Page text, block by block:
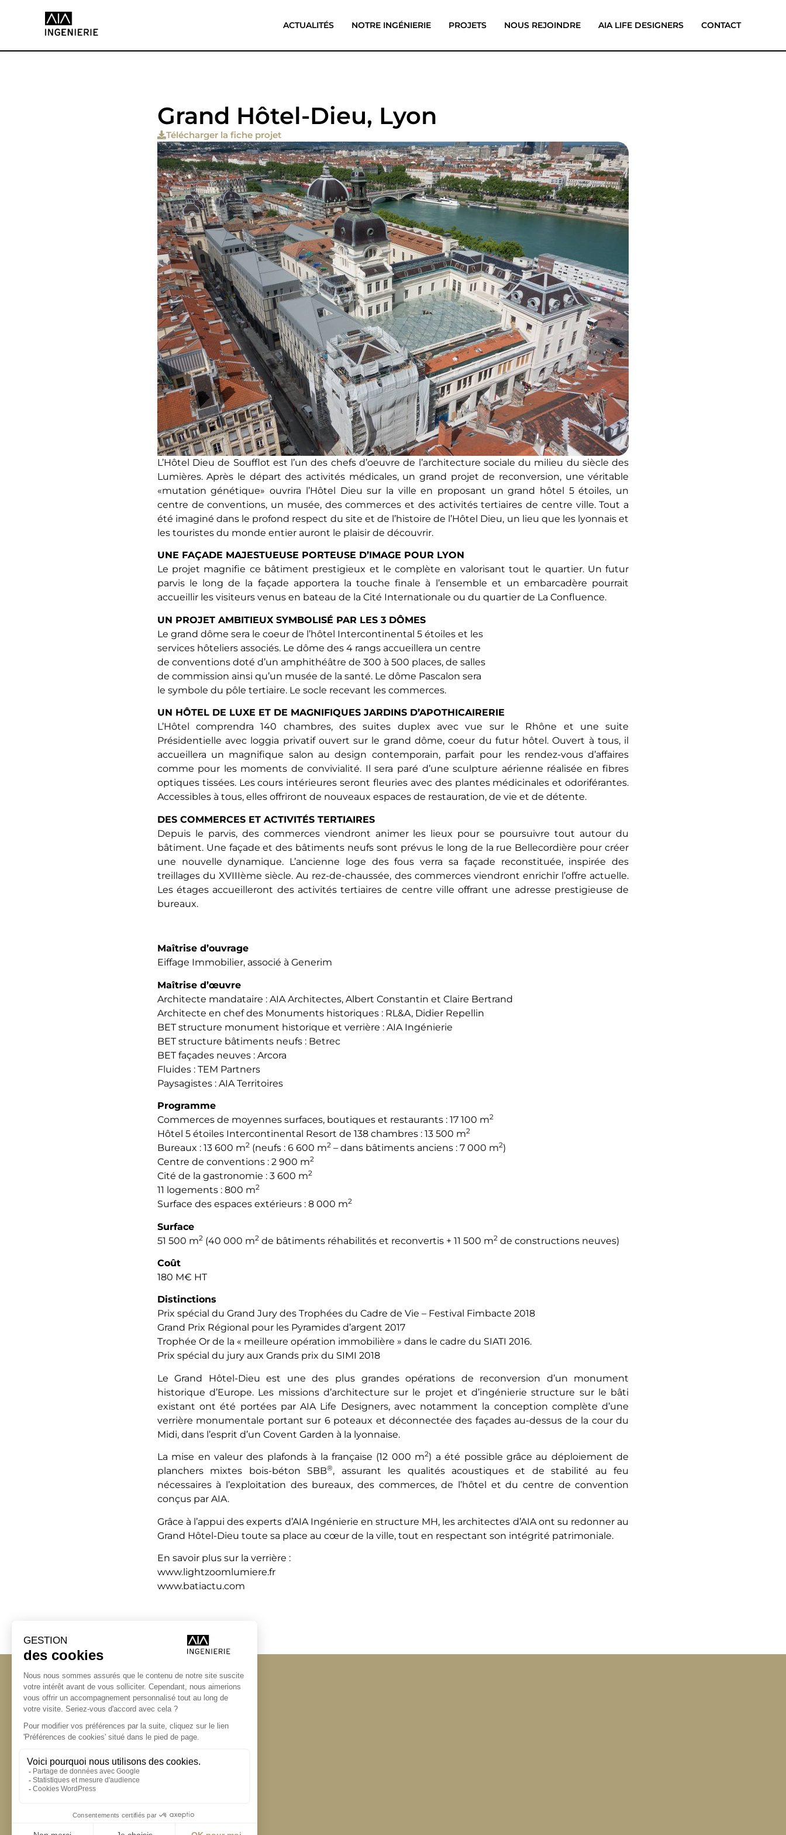
ACTUALITÉS NOTRE INGÉNIERIE PROJETS NOUS REJOINDRE AIA LIFE DESIGNERS CONTACT
Grand Hôtel-Dieu, Lyon
Télécharger la fiche projet
L’Hôtel Dieu de Soufflot est l’un des chefs d’oeuvre de l’architecture sociale du milieu du siècle des
Lumières. Après le départ des activités médicales, un grand projet de reconversion, une véritable
«mutation génétique» ouvrira l’Hôtel Dieu sur la ville en proposant un grand hôtel 5 étoiles, un
centre de conventions, un musée, des commerces et des activités tertiaires de centre ville. Tout a
été imaginé dans le profond respect du site et de l’histoire de l’Hôtel Dieu, un lieu que les lyonnais et
les touristes du monde entier auront le plaisir de découvrir.
UNE FAÇADE MAJESTUEUSE PORTEUSE D’IMAGE POUR LYON
Le projet magnifie ce bâtiment prestigieux et le complète en valorisant tout le quartier. Un futur
parvis le long de la façade apportera la touche finale à l’ensemble et un embarcadère pourrait
accueillir les visiteurs venus en bateau de la Cité Internationale ou du quartier de La Confluence.
UN PROJET AMBITIEUX SYMBOLISÉ PAR LES 3 DÔMES
Le grand dôme sera le coeur de l’hôtel Intercontinental 5 étoiles et les
services hôteliers associés. Le dôme des 4 rangs accueillera un centre
de conventions doté d’un amphithéâtre de 300 à 500 places, de salles
de commission ainsi qu’un musée de la santé. Le dôme Pascalon sera
le symbole du pôle tertiaire. Le socle recevant les commerces.
UN HÔTEL DE LUXE ET DE MAGNIFIQUES JARDINS D’APOTHICAIRERIE
L’Hôtel comprendra 140 chambres, des suites duplex avec vue sur le Rhône et une suite
Présidentielle avec loggia privatif ouvert sur le grand dôme, coeur du futur hôtel. Ouvert à tous, il
accueillera un magnifique salon au design contemporain, parfait pour les rendez-vous d’affaires
comme pour les moments de convivialité. Il sera paré d’une sculpture aérienne réalisée en fibres
optiques tissées. Les cours intérieures seront fleuries avec des plantes médicinales et odoriférantes.
Accessibles à tous, elles offriront de nouveaux espaces de restauration, de vie et de détente.
DES COMMERCES ET ACTIVITÉS TERTIAIRES
Depuis le parvis, des commerces viendront animer les lieux pour se poursuivre tout autour du
bâtiment. Une façade et des bâtiments neufs sont prévus le long de la rue Bellecordière pour créer
une nouvelle dynamique. L’ancienne loge des fous verra sa façade reconstituée, inspirée des
treillages du XVIIIème siècle. Au rez-de-chaussée, des commerces viendront enrichir l’offre actuelle.
Les étages accueilleront des activités tertiaires de centre ville offrant une adresse prestigieuse de
bureaux.
Maîtrise d’ouvrage
Eiffage Immobilier, associé à Generim
Maîtrise d’œuvre
Architecte mandataire : AIA Architectes, Albert Constantin et Claire Bertrand
Architecte en chef des Monuments historiques : RL&A, Didier Repellin
BET structure monument historique et verrière : AIA Ingénierie
BET structure bâtiments neufs : Betrec
BET façades neuves : Arcora
Fluides : TEM Partners
Paysagistes : AIA Territoires
Programme
Commerces de moyennes surfaces, boutiques et restaurants : 17 100 m2
Hôtel 5 étoiles Intercontinental Resort de 138 chambres : 13 500 m2
Bureaux : 13 600 m2(neufs : 6 600 m2– dans bâtiments anciens : 7 000 m2)
Centre de conventions : 2 900 m2
Cité de la gastronomie : 3 600 m2
11 logements : 800 m2
Surface des espaces extérieurs : 8 000 m2
Surface
51 500 m2(40 000 m2de bâtiments réhabilités et reconvertis + 11 500 m2de constructions neuves)
Coût
180 M€ HT
Distinctions
Prix spécial du Grand Jury des Trophées du Cadre de Vie – Festival Fimbacte 2018
Grand Prix Régional pour les Pyramides d’argent 2017
Trophée Or de la « meilleure opération immobilière » dans le cadre du SIATI 2016.
Prix spécial du jury aux Grands prix du SIMI 2018
Le Grand Hôtel-Dieu est une des plus grandes opérations de reconversion d’un monument
historique d’Europe. Les missions d’architecture sur le projet et d’ingénierie structure sur le bâti
existant ont été portées par AIA Life Designers, avec notamment la conception complète d’une
verrière monumentale portant sur 6 poteaux et déconnectée des façades au-dessus de la cour du
Midi, dans l’esprit d’un Covent Garden à la lyonnaise.
La mise en valeur des plafonds à la française (12 000 m2) a été possible grâce au déploiement de
planchers mixtes bois-béton SBB®, assurant les qualités acoustiques et de stabilité au feu
nécessaires à l’exploitation des bureaux, des commerces, de l’hôtel et du centre de convention
conçus par AIA.
Grâce à l’appui des experts d’AIA Ingénierie en structure MH, les architectes d’AIA ont su redonner au
Grand Hôtel-Dieu toute sa place au cœur de la ville, tout en respectant son intégrité patrimoniale.
En savoir plus sur la verrière :
www.lightzoomlumiere.fr
www.batiactu.com